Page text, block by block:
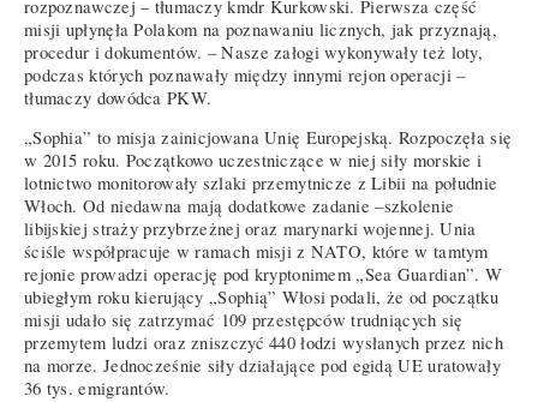
rozpoznawczej – tłumaczy kmdr Kurkowski. Pierwsza część
misji upłynęła Polakom na poznawaniu licznych, jak przyznają,
procedur i dokumentów. – Nasze załogi wykonywały też loty,
podczas których poznawały między innymi rejon operacji –
tłumaczy dowódca PKW.
„Sophia” to misja zainicjowana Unię Europejską. Rozpoczęła się
w 2015 roku. Początkowo uczestniczące w niej siły morskie i
lotnictwo monitorowały szlaki przemytnicze z Libii na południe
Włoch. Od niedawna mają dodatkowe zadanie –szkolenie
libijskiej straży przybrzeżnej oraz marynarki wojennej. Unia
ściśle współpracuje w ramach misji z NATO, które w tamtym
rejonie prowadzi operację pod kryptonimem „Sea Guardian”. W
ubiegłym roku kierujący „Sophią” Włosi podali, że od początku
misji udało się zatrzymać 109 przestępców trudniących się
przemytem ludzi oraz zniszczyć 440 łodzi wysłanych przez nich
na morze. Jednocześnie siły działające pod egidą UE uratowały
36 tys. emigrantów.